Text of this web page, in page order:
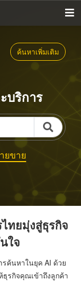
ค้นหาเพิ่มเติม
บริการ
ยขาย
ทยมุ่งสู่ธุรกิจ
ใจ
รค้นหาในยุค AI ด้วย
ธุรกิจคุณเข้าถึงลูกค้า